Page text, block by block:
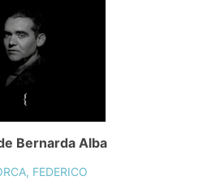
Bernarda Alba
FEDERICO